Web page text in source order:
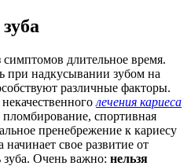
симптомов длительное время.
при надкусывании зубом на
различные факторы.
лечения кариеса
спортивная
пренебрежение к кариесу
начинает свое развитие от
Очень важно: нельзя